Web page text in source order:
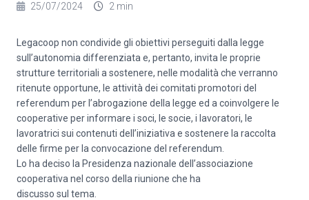
25/07/2024 2 min
Legacoop non condivide gli obiettivi perseguiti dalla legge
sull’autonomia differenziata e, pertanto, invita le proprie
strutture territoriali a sostenere, nelle modalità che verranno
ritenute opportune, le attività dei comitati promotori del
referendum per l’abrogazione della legge ed a coinvolgere le
cooperative per informare i soci, le socie, i lavoratori, le
lavoratrici sui contenuti dell’iniziativa e sostenere la raccolta
delle firme per la convocazione del referendum.
Lo ha deciso la Presidenza nazionale dell’associazione
cooperativa nel corso della riunione che ha
discusso sul tema.